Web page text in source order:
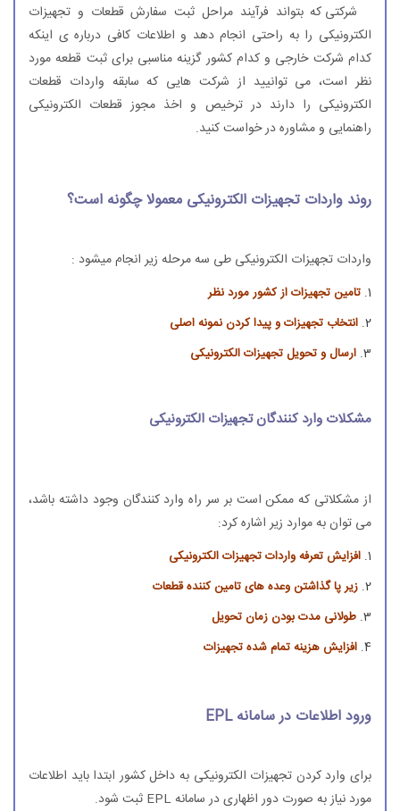
شرکتی که بتواند فرآیند مراحل ثبت سفارش قطعات و تجهیزات
الکترونیکی را به راحتی انجام دهد و اطلاعات کافی درباره ی اینکه
کدام شرکت خارجی و کدام کشور گزینه مناسبی برای ثبت قطعه مورد
نظر است، می توانیید از شرکت هایی که سابقه واردات قطعات
الکترونیکی را دارند در ترخیص و اخذ مجوز قطعات الکترونیکی
راهنمایی و مشاوره در خواست کنید.
روند واردات تجهیزات الکترونیکی معمولا چگونه است؟
واردات تجهیزات الکترونیکی طی سه مرحله زیر انجام میشود :
تامین تجهیزات از کشور مورد نظر
انتخاب تجهیزات و پیدا کردن نمونه اصلی
ارسال و تحویل تجهیزات الکترونیکی
مشکلات وارد کنندگان تجهیزات الکترونیکی
از مشکلاتی که ممکن است بر سر راه وارد کنندگان وجود داشته باشد،
می توان به موارد زیر اشاره کرد:
افزایش تعرفه واردات تجهیزات الکترونیکی
زیر پا گذاشتن وعده های تامین کننده قطعات
طولانی مدت بودن زمان تحویل
افزایش هزینه تمام شده تجهیزات
ورود اطلاعات در سامانهEPL
برای وارد کردن تجهیزات الکترونیکی به داخل کشور ابتدا باید اطلاعات
مورد نیاز به صورت دور اظهاری در سامانه EPL ثبت شود.